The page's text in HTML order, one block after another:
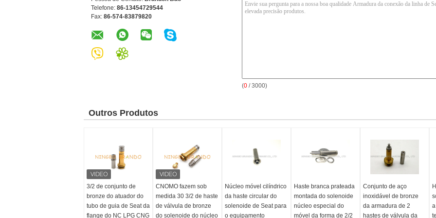
Telefone: 86-13454729544
Fax: 86-574-83879820
(0 / 3000)
Outros Produtos
3/2 de conjunto de
bronze do atuador do
tubo de guia de Seat da
flange do NC LPG CNG
CNOMO fazem sob
medida 30 3/2 de haste
de válvula de bronze
do solenoide do núcleo
Núcleo móvel cilíndrico
da haste circular do
solenoide de Seat para
o equipamento
Haste branca prateada
montada do solenoide
núcleo especial do
móvel da forma de 2/2
Conjunto de aço
inoxidável de bronze
da armadura de 2
hastes de válvula da